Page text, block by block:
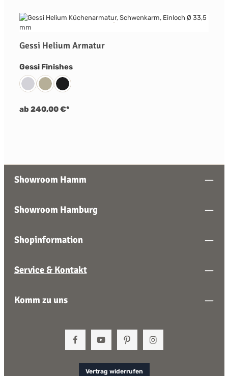
Gessi Helium Armatur
Gessi Finishesauswählen
031 Chrom149 Finox Nickel Gebürstet
299 Schwarz Matt
ab 240,00 €*
Showroom Hamm
Showroom Hamburg
Shopinformation
Service & Kontakt
Komm zu uns
Vertrag widerrufen